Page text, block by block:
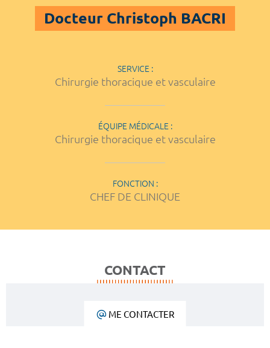
Docteur Christoph BACRI
SERVICE :
Chirurgie thoracique et vasculaire
ÉQUIPE MÉDICALE :
Chirurgie thoracique et vasculaire
FONCTION :
CHEF DE CLINIQUE
CONTACT
ME CONTACTER